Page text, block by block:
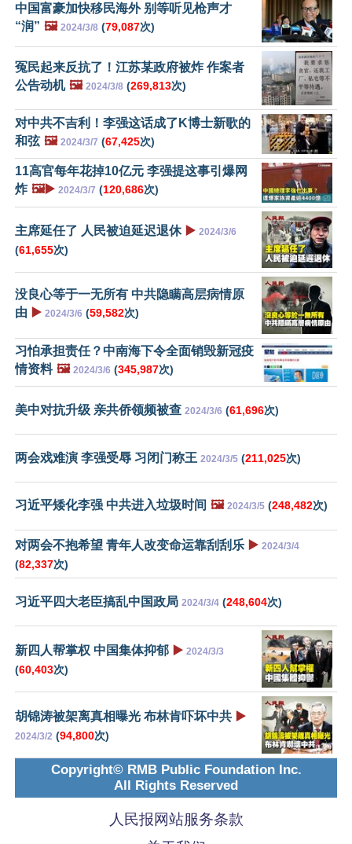
中国富豪加快移民海外 别等听见枪声才
“润” 🖼️ 2024/3/8 (79,087次)
冤民起来反抗了！江苏某政府被炸 作案者
公告动机 🖼️ 2024/3/8 (269,813次)
对中共不吉利！李强这话成了K博士新歌的
和弦 🖼️ 2024/3/7 (67,425次)
11高官每年花掉10亿元 李强提这事引爆网
炸 🖼️▶️ 2024/3/7 (120,686次)
主席延任了 人民被迫延迟退休 ▶️ 2024/3/6
(61,655次)
没良心等于一无所有 中共隐瞒高层病情原
由 ▶️ 2024/3/6 (59,582次)
习怕承担责任？中南海下令全面销毁新冠疫
情资料 🖼️ 2024/3/6 (345,987次)
美中对抗升级 亲共侨领频被查 2024/3/6 (61,696次)
两会戏难演 李强受辱 习闭门称王 2024/3/5 (211,025次)
习近平矮化李强 中共进入垃圾时间 🖼️ 2024/3/5 (248,482次)
对两会不抱希望 青年人改变命运靠刮刮乐 ▶️ 2024/3/4
(82,337次)
习近平四大老臣搞乱中国政局 2024/3/4 (248,604次)
新四人帮掌权 中国集体抑郁 ▶️ 2024/3/3
(60,403次)
胡锦涛被架离真相曝光 布林肯吓坏中共 ▶️
2024/3/2 (94,800次)
Copyright© RMB Public Foundation Inc.
All Rights Reserved
人民报网站服务条款